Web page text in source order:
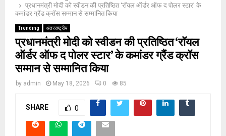
प्रधानमंत्री मोदी को स्वीडन की प्रतिष्ठित ‘रॉयल ऑर्डर ऑफ द पोलर स्टार’ के
कमांडर ग्रैंड क्रॉस सम्मान से सम्मानित किया
Trending अंतरराष्ट्रीय
प्रधानमंत्री मोदी को स्वीडन की प्रतिष्ठित ‘रॉयल
ऑर्डर ऑफ द पोलर स्टार’ के कमांडर ग्रैंड क्रॉस
सम्मान से सम्मानित किया
by admin May 18, 2026 0 85
SHARE 0